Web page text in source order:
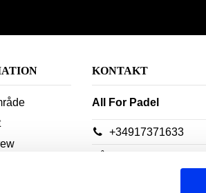
KONTAKT
All For Padel
+34917371633
kundtjänstrådgivare